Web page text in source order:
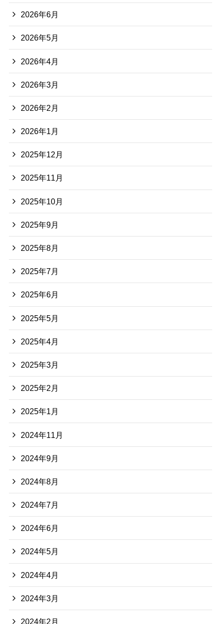
2026年6月
2026年5月
2026年4月
2026年3月
2026年2月
2026年1月
2025年12月
2025年11月
2025年10月
2025年9月
2025年8月
2025年7月
2025年6月
2025年5月
2025年4月
2025年3月
2025年2月
2025年1月
2024年11月
2024年9月
2024年8月
2024年7月
2024年6月
2024年5月
2024年4月
2024年3月
2024年2月